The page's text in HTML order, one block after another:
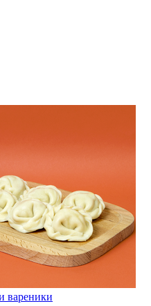
вареники